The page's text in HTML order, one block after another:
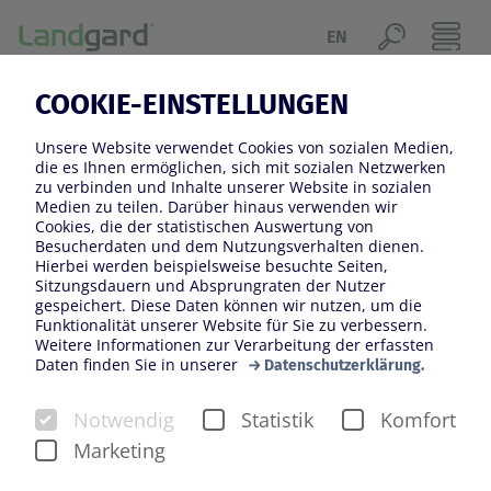
COOKIE-EINSTELLUNGEN
Unsere Website verwendet Cookies von sozialen Medien,
die es Ihnen ermöglichen, sich mit sozialen Netzwerken
zu verbinden und Inhalte unserer Website in sozialen
Medien zu teilen. Darüber hinaus verwenden wir
Cookies, die der statistischen Auswertung von
Besucherdaten und dem Nutzungsverhalten dienen.
Hierbei werden beispielsweise besuchte Seiten,
Sitzungsdauern und Absprungraten der Nutzer
gespeichert. Diese Daten können wir nutzen, um die
Funktionalität unserer Website für Sie zu verbessern.
Weitere Informationen zur Verarbeitung der erfassten
Daten finden Sie in unserer
Datenschutzerklärung.
Notwendig Statistik
Komfort
Marketing
EN
VERKAUFSFÖRDERUNG
Egal ob Blumen, Pflanzen, Obst oder Gemüse –
Landgard-Produkte haben in den Geschäften, Läden
und auf Märkten immer einen glanzvollen Auftritt. Um
die hochwertigen Produkte optimal in Szene zu setzen,
arbeitet Landgard ständig an kreativen Konzepten für
das Marketing am Point of Sale.
Landgard-Kund*innen können sich sicher sein,
unterstützt zu werden. Mit sicherem Gespür für die
Bedürfnisse der Verbraucher*innen unterstützt